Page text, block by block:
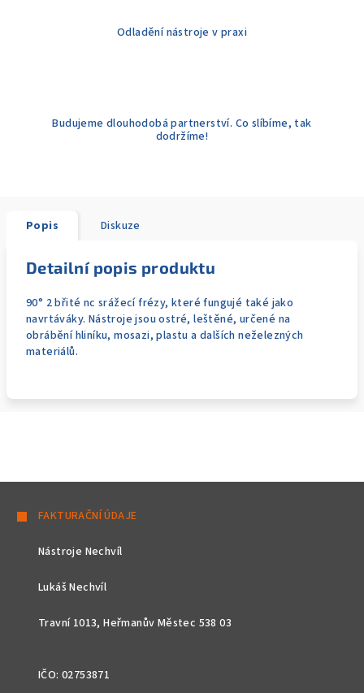
Odladění nástroje v praxi
Budujeme dlouhodobá partnerství. Co slíbíme, tak
dodržíme!
Popis Diskuze
Detailní popis produktu
90° 2 břité nc srážecí frézy, které fungujé také jako
navrtáváky. Nástroje jsou ostré, leštěné, určené na
obrábění hliníku, mosazi, plastu a dalších neželezných
materiálů.
FAKTURAČNÍ ÚDAJE
Nástroje Nechvíl
Lukáš Nechvíl
Travní 1013, Heřmanův Městec 538 03
IČO: 02753871